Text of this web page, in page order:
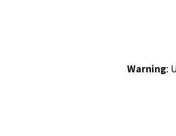
Warning: